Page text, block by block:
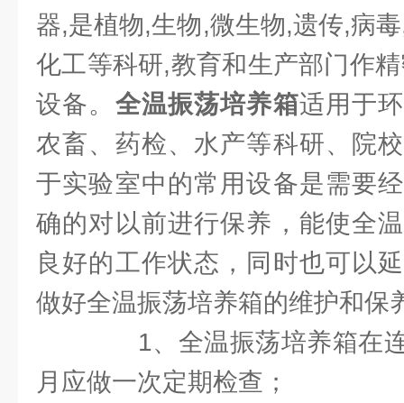
器,是植物,生物,微生物,遗传,病
化工等科研,教育和生产部门作
设备。 全温振荡培养箱适用于
农畜、药检、水产等科研、院
于实验室中的常用设备是需要
确的对以前进行保养，能使全
良好的工作状态，同时也可以
做好全温振荡培养箱的维护和保
1、全温振荡培养箱在连
月应做一次定期检查；